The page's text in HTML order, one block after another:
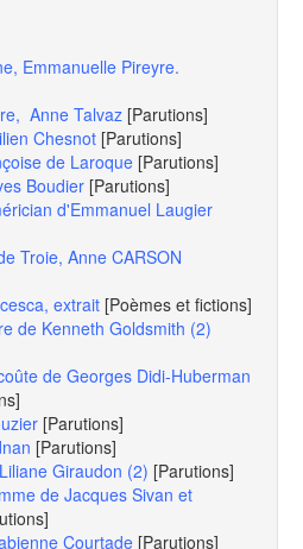
Emmanuelle Pireyre.
Anne Talvaz [Parutions]
Chesnot [Parutions]
de Laroque [Parutions]
Boudier [Parutions]
d'Emmanuel Laugier
Troie, Anne CARSON
extrait [Poèmes et fictions]
de Kenneth Goldsmith (2)
de Georges Didi-Huberman
[Parutions]
[Parutions]
Giraudon (2) [Parutions]
de Jacques Sivan et
Courtade [Parutions]